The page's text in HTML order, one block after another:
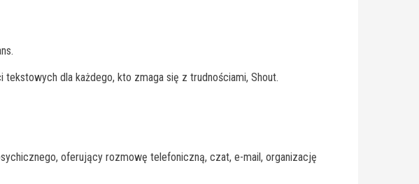
tekstowych dla każdego, kto zmaga się z trudnościami, Shout.
oferujący rozmowę telefoniczną, czat, e-mail, organizację